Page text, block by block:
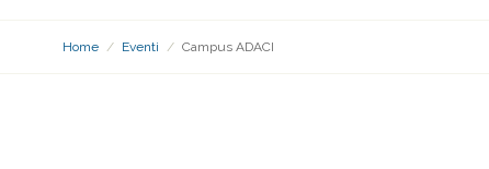
Home / Eventi / Campus ADACI